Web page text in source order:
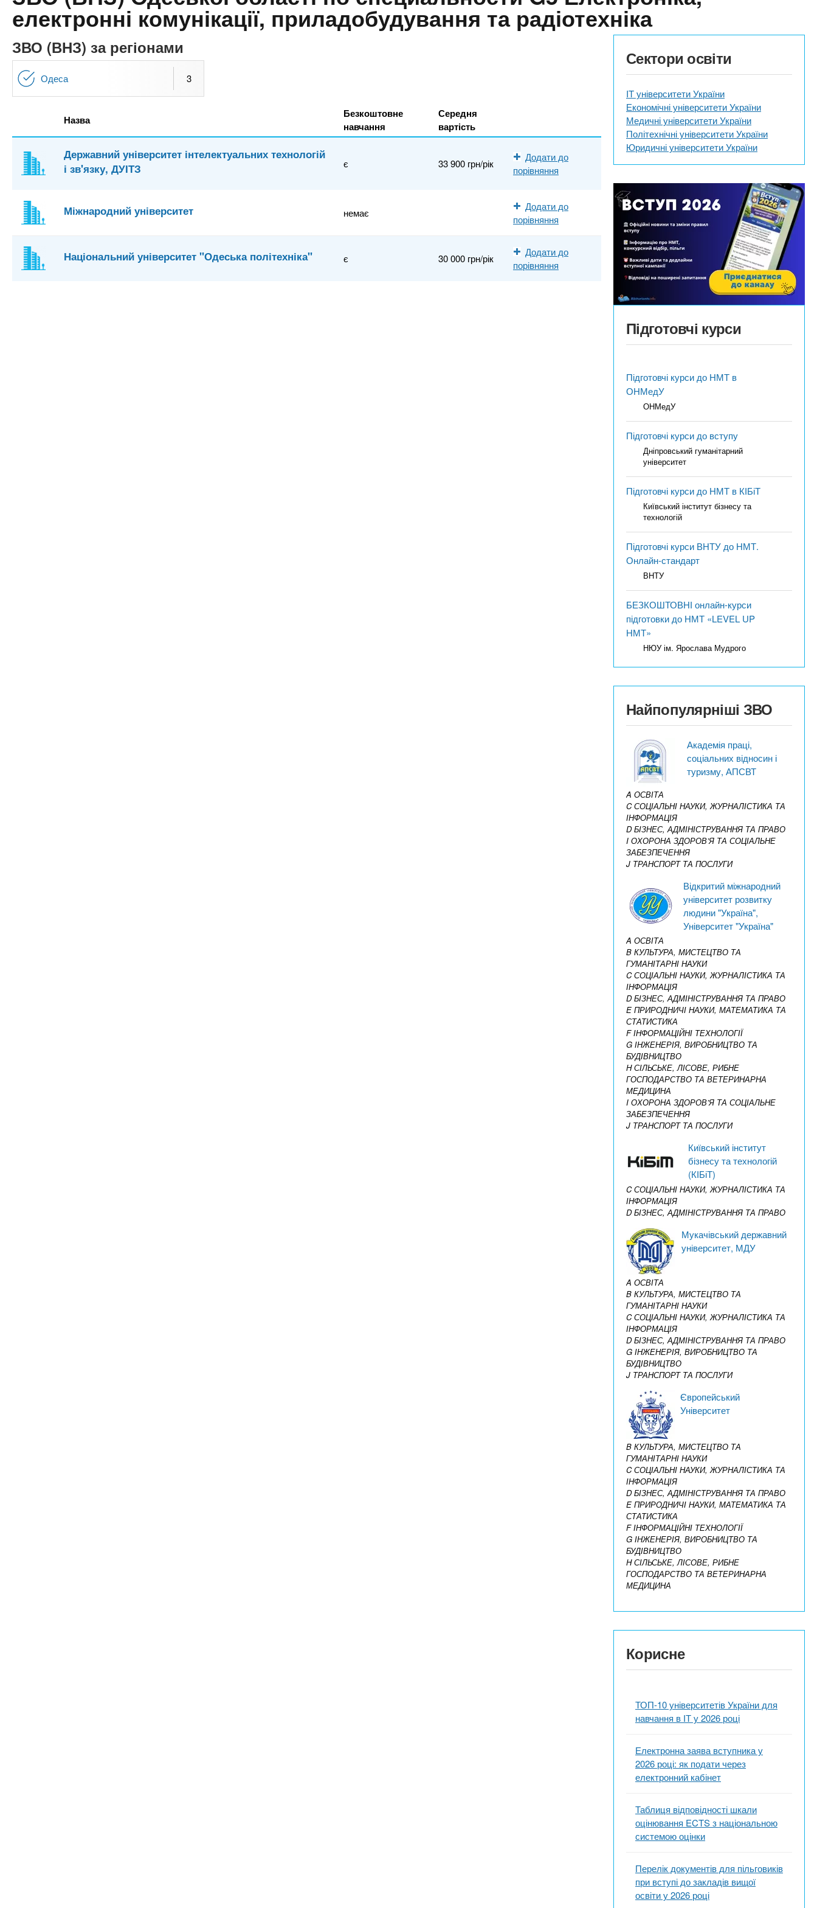
n
t
s
.
i
n
f
o
и
х
з
а
к
л
і
електронні комунікації, приладобудування та радіотехніка
ЗВО (ВНЗ) за регіонами
Одеса 3
Назва
Безкоштовне
навчання
Середня
вартість
Державний університет інтелектуальних технологій
і зв'язку, ДУІТЗ
є 33 900 грн/рік
Додати до
порівняння
Міжнародний університет немає
Додати до
порівняння
Національний університет "Одеська політехніка" є 30 000 грн/рік
Додати до
порівняння
Сектори освіти
IT університети України
Економічні університети України
Медичні університети України
Політехнічні університети України
Юридичні університети України
Підготовчі курси
Підготовчі курси до НМТ в
ОНМедУ
ОНМедУ
Підготовчі курси до вступу
Дніпровський гуманітарний
університет
Підготовчі курси до НМТ в КІБіТ
Київський інститут бізнесу та
технологій
Підготовчі курси ВНТУ до НМТ.
Онлайн-стандарт
ВНТУ
БЕЗКОШТОВНІ онлайн-курси
підготовки до НМТ «LEVEL UP
НМТ»
НЮУ ім. Ярослава Мудрого
Найпопулярніші ЗВО
Академія праці,
соціальних відносин і
туризму, АПСВТ
A ОСВІТА
C СОЦІАЛЬНІ НАУКИ, ЖУРНАЛІСТИКА ТА
ІНФОРМАЦІЯ
D БІЗНЕС, АДМІНІСТРУВАННЯ ТА ПРАВО
I ОХОРОНА ЗДОРОВ’Я ТА СОЦІАЛЬНЕ
ЗАБЕЗПЕЧЕННЯ
J ТРАНСПОРТ ТА ПОСЛУГИ
Відкритий міжнародний
університет розвитку
людини "Україна",
Університет "Україна"
A ОСВІТА
B КУЛЬТУРА, МИСТЕЦТВО ТА
ГУМАНІТАРНІ НАУКИ
C СОЦІАЛЬНІ НАУКИ, ЖУРНАЛІСТИКА ТА
ІНФОРМАЦІЯ
D БІЗНЕС, АДМІНІСТРУВАННЯ ТА ПРАВО
E ПРИРОДНИЧІ НАУКИ, МАТЕМАТИКА ТА
СТАТИСТИКА
F ІНФОРМАЦІЙНІ ТЕХНОЛОГІЇ
G ІНЖЕНЕРІЯ, ВИРОБНИЦТВО ТА
БУДІВНИЦТВО
H СІЛЬСЬКЕ, ЛІСОВЕ, РИБНЕ
ГОСПОДАРСТВО ТА ВЕТЕРИНАРНА
МЕДИЦИНА
I ОХОРОНА ЗДОРОВ’Я ТА СОЦІАЛЬНЕ
ЗАБЕЗПЕЧЕННЯ
J ТРАНСПОРТ ТА ПОСЛУГИ
Київський інститут
бізнесу та технологій
(КІБіТ)
C СОЦІАЛЬНІ НАУКИ, ЖУРНАЛІСТИКА ТА
ІНФОРМАЦІЯ
D БІЗНЕС, АДМІНІСТРУВАННЯ ТА ПРАВО
Мукачівський державний
університет, МДУ
A ОСВІТА
B КУЛЬТУРА, МИСТЕЦТВО ТА
ГУМАНІТАРНІ НАУКИ
C СОЦІАЛЬНІ НАУКИ, ЖУРНАЛІСТИКА ТА
ІНФОРМАЦІЯ
D БІЗНЕС, АДМІНІСТРУВАННЯ ТА ПРАВО
G ІНЖЕНЕРІЯ, ВИРОБНИЦТВО ТА
БУДІВНИЦТВО
J ТРАНСПОРТ ТА ПОСЛУГИ
Європейський
Університет
B КУЛЬТУРА, МИСТЕЦТВО ТА
ГУМАНІТАРНІ НАУКИ
C СОЦІАЛЬНІ НАУКИ, ЖУРНАЛІСТИКА ТА
ІНФОРМАЦІЯ
D БІЗНЕС, АДМІНІСТРУВАННЯ ТА ПРАВО
E ПРИРОДНИЧІ НАУКИ, МАТЕМАТИКА ТА
СТАТИСТИКА
F ІНФОРМАЦІЙНІ ТЕХНОЛОГІЇ
G ІНЖЕНЕРІЯ, ВИРОБНИЦТВО ТА
БУДІВНИЦТВО
H СІЛЬСЬКЕ, ЛІСОВЕ, РИБНЕ
ГОСПОДАРСТВО ТА ВЕТЕРИНАРНА
МЕДИЦИНА
Корисне
ТОП-10 університетів України для
навчання в ІТ у 2026 році
Електронна заява вступника у
2026 році: як подати через
електронний кабінет
Таблиця відповідності шкали
оцінювання ECTS з національною
системою оцінки
Перелік документів для пільговиків
при вступі до закладів вищої
освіти у 2026 році